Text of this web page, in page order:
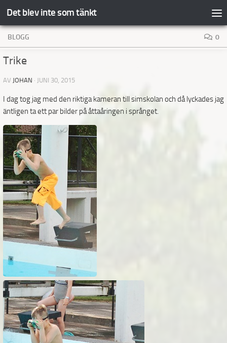
Hoppa till innehåll
Det blev inte som tänkt
BLOGG 0
Trike
AV JOHAN · JUNI 30, 2015
I dag tog jag med den riktiga kameran till simskolan och då lyckades jag
äntligen ta ett par bilder på åttaåringen i språnget.